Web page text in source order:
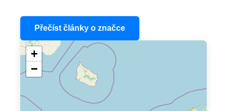
Přečíst články o značce
+
−